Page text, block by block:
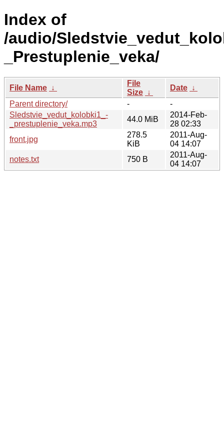
Index of
/audio/
_Prestuplenie_veka/
File Name ↓
File
Size ↓
Date ↓
Parent directory/
-
-
Sledstvie_vedut_kolobki1_-
_prestuplenie_veka.mp3
44.0 MiB
2014-Feb-
28 02:33
front.jpg
278.5
KiB
2011-Aug-
04 14:07
notes.txt
750 B
2011-Aug-
04 14:07